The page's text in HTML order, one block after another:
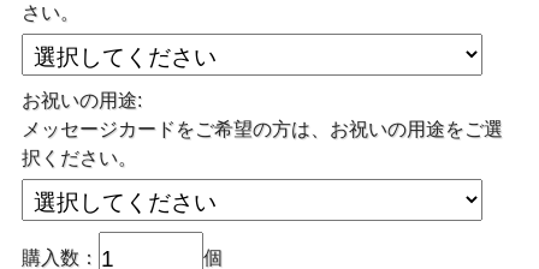
さい。
お祝いの用途:
メッセージカードをご希望の方は、お祝いの用途をご選
択ください。
購入数： 個